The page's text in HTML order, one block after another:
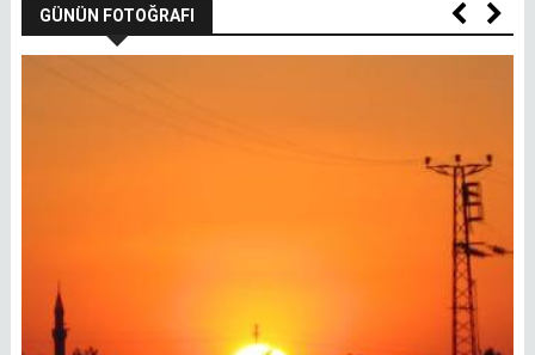
GÜNÜN FOTOĞRAFI